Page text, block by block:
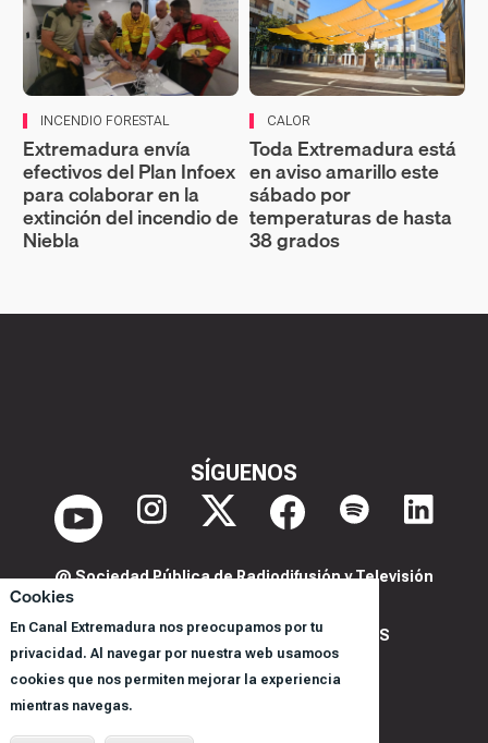
Cookies
En Canal Extremadura nos preocupamos por tu
privacidad. Al navegar por nuestra web usamoos
cookies que nos permiten mejorar la experiencia
mientras navegas.
INCENDIO FORESTAL
Extremadura envía
efectivos del Plan Infoex
para colaborar en la
extinción del incendio de
Niebla
CALOR
Toda Extremadura está
en aviso amarillo este
sábado por
temperaturas de hasta
38 grados
SÍGUENOS
@ Sociedad Pública de Radiodifusión y Televisión
POLITICA DE PRIVACIDAD Y COOKIES